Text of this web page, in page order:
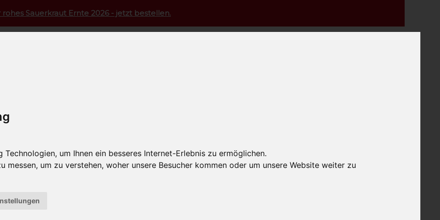
um Ihnen ein besseres Internet-Erlebnis zu ermöglichen.
messen, um zu verstehen, woher unsere Besucher kommen oder um unsere Website weiter zu
rohes Sauerkraut Ernte 2026 - jetzt bestellen.
PUR